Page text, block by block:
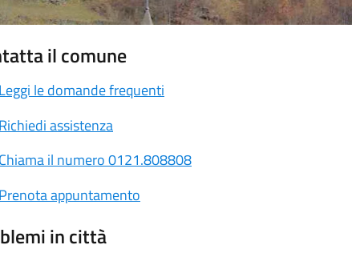
il comune
Leggi le domande frequenti
Richiedi assistenza
Chiama il numero 0121.808808
Prenota appuntamento
in città